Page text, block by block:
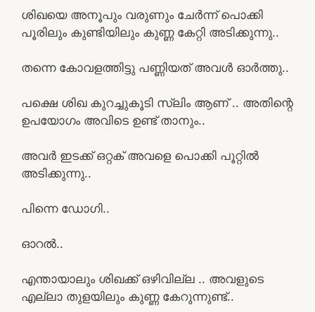
ശിഖയെ അനൂപും വരുണും ചേർന്ന് പൊക്കി
പൂരിലും കുണ്ടിയിലും കുണ്ണ കേറ്റി അടിക്കുന്നു..
തന്നെ കോവളത്തിട്ടു പണ്ണിയത് അവൾ ഓർത്തു..
പക്ഷെ ശിഖ കുറച്ചുകൂടി സ്ലിം ആണ് .. അതിന്റെ
ഉപയോഗം അവിടെ ഉണ്ട് താനും..
അവർ ഇടക്ക് ഒറ്റക് അവളെ പൊക്കി പൂറ്റിൽ
അടിക്കുന്നു..
പിന്നെ ഡോഗി..
ഓറൽ..
എന്തായാലും ശിഖക്ക് ഒഴിവില്ല .. അവളുടെ
എല്ലാ തുളയിലും കുണ്ണ കേറുന്നുണ്ട്..